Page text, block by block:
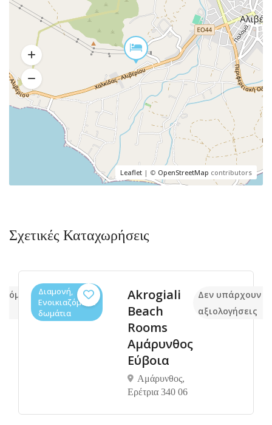
Leaflet | © OpenStreetMap contributors
Σχετικές Καταχωρήσεις
Διαμονή,
Ενοικιαζόμενα
δωμάτια
Akrogiali
Beach
Rooms
Αμάρυνθος
Εύβοια
Αμάρυνθος,
Ερέτρια 340 06
Δεν υπάρχουν
αξιολογήσεις